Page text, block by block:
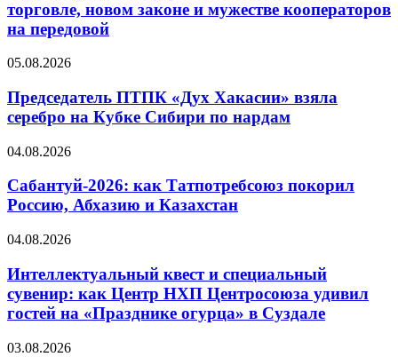
торговле, новом законе и мужестве кооператоров
на передовой
05.08.2026
Председатель ПТПК «Дух Хакасии» взяла
серебро на Кубке Сибири по нардам
04.08.2026
Сабантуй-2026: как Татпотребсоюз покорил
Россию, Абхазию и Казахстан
04.08.2026
Интеллектуальный квест и специальный
сувенир: как Центр НХП Центросоюза удивил
гостей на «Празднике огурца» в Суздале
03.08.2026